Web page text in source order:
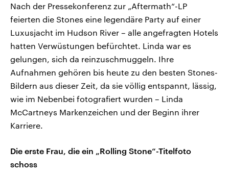
Nach der Pressekonferenz zur „Aftermath“-LP
feierten die Stones eine legendäre Party auf einer
Luxusjacht im Hudson River – alle angefragten Hotels
hatten Verwüstungen befürchtet. Linda war es
gelungen, sich da reinzuschmuggeln. Ihre
Aufnahmen gehören bis heute zu den besten Stones-
Bildern aus dieser Zeit, da sie völlig entspannt, lässig,
wie im Nebenbei fotografiert wurden – Linda
McCartneys Markenzeichen und der Beginn ihrer
Karriere.
Die erste Frau, die ein „Rolling Stone“-Titelfoto
schoss